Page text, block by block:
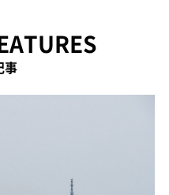
事